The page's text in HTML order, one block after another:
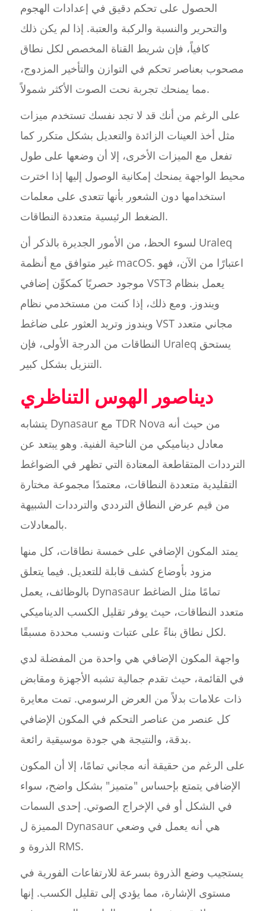
الحصول على تحكم دقيق في إعدادات الهجوم
والتحرير والنسبة والركبة والعتبة. إذا لم يكن ذلك
كافياً، فإن شريط القناة المخصص لكل نطاق
مصحوب بعناصر تحكم في التوازن والتأخير المزدوج،
مما يمنحك تجربة نحت الصوت الأكثر شمولاً.
على الرغم من أنك قد لا تجد نفسك تستخدم ميزات
مثل أخذ العينات الزائدة والتعديل بشكل متكرر كما
تفعل مع الميزات الأخرى، إلا أن وضعها على طول
محيط الواجهة يمنحك إمكانية الوصول إليها إذا اخترت
استخدامها دون الشعور بأنها تتعدى على معلمات
الضغط الرئيسية متعددة النطاقات.
لسوء الحظ، من الأمور الجديرة بالذكر أن Uraleq
غير متوافق مع أنظمة macOS. اعتبارًا من الآن، فهو
موجود حصريًا كمكوِّن إضافي VST3 يعمل بنظام
ويندوز. ومع ذلك، إذا كنت من مستخدمي نظام
ويندوز وتريد العثور على ضاغط VST مجاني متعدد
النطاقات من الدرجة الأولى، فإن Uraleq يستحق
التنزيل بشكل كبير.
ديناصور الهوس التناظري
يتشابه Dynasaur مع TDR Nova من حيث أنه
معادل ديناميكي من الناحية الفنية. وهو يبتعد عن
الترددات المتقاطعة المعتادة التي تظهر في الضواغط
التقليدية متعددة النطاقات، معتمدًا مجموعة مختارة
من قيم عرض النطاق الترددي والترددات الشبيهة
بالمعادلات.
يمتد المكون الإضافي على خمسة نطاقات، كل منها
مزود بأوضاع كشف قابلة للتعديل. فيما يتعلق
بالوظائف، يعمل Dynasaur تمامًا مثل الضاغط
متعدد النطاقات، حيث يوفر تقليل الكسب الديناميكي
لكل نطاق بناءً على عتبات ونسب محددة مسبقًا.
واجهة المكون الإضافي هي واحدة من المفضلة لدي
في القائمة، حيث تقدم جمالية تشبه الأجهزة ومقابض
ذات علامات بدلاً من العرض الرسومي. تمت معايرة
كل عنصر من عناصر التحكم في المكون الإضافي
بدقة، والنتيجة هي جودة موسيقية رائعة.
على الرغم من حقيقة أنه مجاني تمامًا، إلا أن المكون
الإضافي يتمتع بإحساس "متميز" بشكل واضح، سواء
في الشكل أو في الإخراج الصوتي. إحدى السمات
المميزة ل Dynasaur هي أنه يعمل في وضعي
الذروة و RMS.
يستجيب وضع الذروة بسرعة للارتفاعات الفورية في
مستوى الإشارة، مما يؤدي إلى تقليل الكسب. إنها